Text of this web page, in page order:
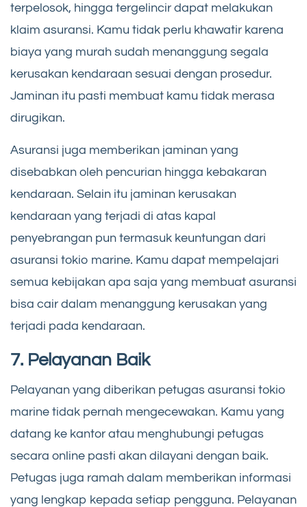
terpelosok, hingga tergelincir dapat melakukan
klaim asuransi. Kamu tidak perlu khawatir karena
biaya yang murah sudah menanggung segala
kerusakan kendaraan sesuai dengan prosedur.
Jaminan itu pasti membuat kamu tidak merasa
dirugikan.
Asuransi juga memberikan jaminan yang
disebabkan oleh pencurian hingga kebakaran
kendaraan. Selain itu jaminan kerusakan
kendaraan yang terjadi di atas kapal
penyebrangan pun termasuk keuntungan dari
asuransi tokio marine. Kamu dapat mempelajari
semua kebijakan apa saja yang membuat asuransi
bisa cair dalam menanggung kerusakan yang
terjadi pada kendaraan.
7. Pelayanan Baik
Pelayanan yang diberikan petugas asuransi tokio
marine tidak pernah mengecewakan. Kamu yang
datang ke kantor atau menghubungi petugas
secara online pasti akan dilayani dengan baik.
Petugas juga ramah dalam memberikan informasi
yang lengkap kepada setiap pengguna. Pelayanan